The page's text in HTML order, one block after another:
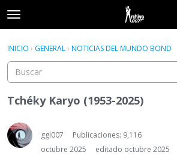
t
o
g
e
m
e
n
u
Acceder Registrarse
Actividad
Acceder Registrarse
INICIO › GENERAL› NOTICIAS DEL MUNDO BOND
Tchéky Karyo (1953-2025)
ggl007
Publicaciones: 9,116
octubre 2025
editado octubre 2025